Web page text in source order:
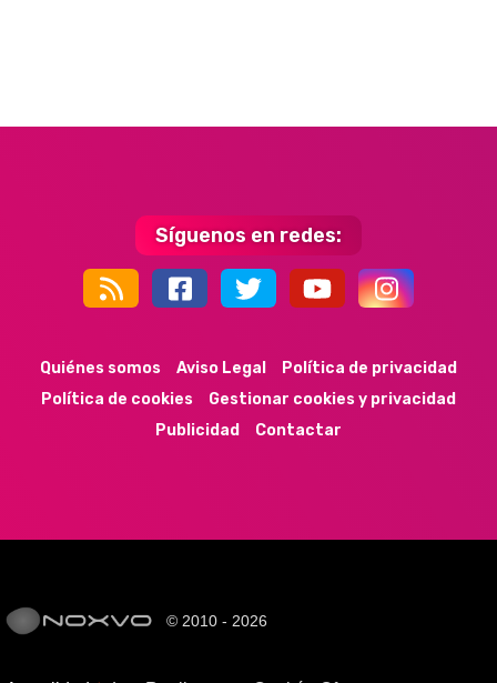
Síguenos en redes:
Quiénes somos Aviso Legal
Política de privacidad
Política de cookies
Gestionar cookies y privacidad
Publicidad
Contactar
© 2010 - 2026